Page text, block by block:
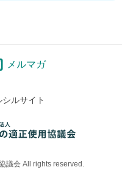
メルマガ
ルサイト
議会 All rights reserved.